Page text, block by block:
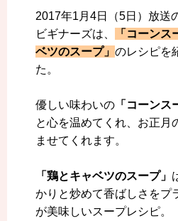
2017年1月4日（5日）放送
ビギナーズは、
「コーンス
ベツのスープ」 のレシピを
た。
優しい味わいの 「コーンス
と心を温めてくれ、お正月
ませてくれます。
「鶏とキャベツのスープ」
かりと炒めて香ばしさをプ
が美味しいスープレシピ。